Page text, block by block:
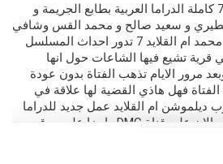
مسلسل ام القلايد الحلقة 7 كاملة الدراما العربية بطابع الجريمة و
و سعيد صالح و محمد القس وشافي
الحارثي وريم الفهد وشهد محمد ام القلايد 7 تدور احداث المسلسل
تشيع فيها الشاعات حول انها
مرور الايام تذهب الفتاة بدون عودة
فهل هاذي القضية لها علاقة في
ديلموشن ام القلايد عمل جديد للدراما
المصرية am alqalayid يتابع الان على قناة DMC وايضا على موقع